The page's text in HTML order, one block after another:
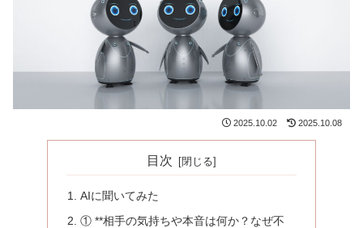
2025.10.02 2025.10.08
目次
AIに聞いてみた
① **相手の気持ちや本音は何か？なぜ不